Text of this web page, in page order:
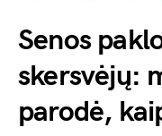
Senos
skersvėjų:
parodė,